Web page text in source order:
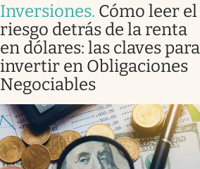
Inversiones. Cómo leer el
riesgo detrás de la renta
en dólares: las claves para
invertir en Obligaciones
Negociables